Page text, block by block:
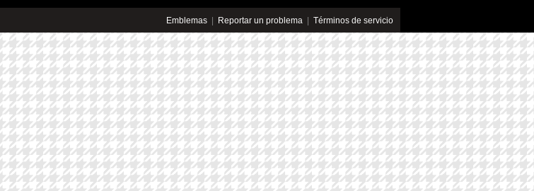
Emblemas| Reportar un problema| Términos de servicio